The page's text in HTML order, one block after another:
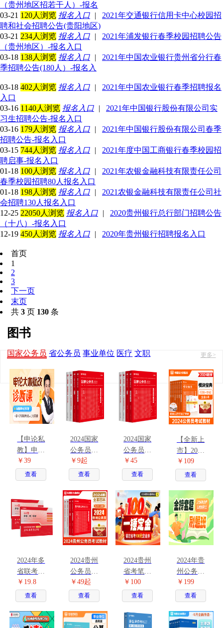
（贵州地区招若干人）-报名
03-21 120人浏览 报名入口 |
2021年交通银行信用卡中心校园招
聘和社会招聘公告(贵阳地区)
03-21 234人浏览 报名入口 |
2021年浦发银行春季校园招聘公告
（贵州地区）-报名入口
03-18 138人浏览 报名入口 |
2021年中国农业银行贵州省分行春
季招聘公告(180人）-报名入
03-18 402人浏览 报名入口 |
2021年中国农业银行春季招聘报名
入口
03-16 1140人浏览 报名入口 |
2021年中国银行股份有限公司实
习生招聘公告-报名入口
03-16 179人浏览 报名入口 |
2021年中国银行股份有限公司春季
招聘公告-报名入口
03-15 744人浏览 报名入口 |
2021年度中国工商银行春季校园招
聘启事-报名入口
01-18 100人浏览 报名入口 |
2021年农银金融科技有限责任公司
春季校园招聘80人报名入口
01-18 198人浏览 报名入口 |
2021农银金融科技有限责任公司社
会招聘130人报名入口
12-25 22050人浏览 报名入口 |
2020贵州银行总行部门招聘公告
（十八）-报名入口
12-19 450人浏览 报名入口 | 2020年贵州银行招聘报名入口
首页
1
2
3
下一页
末页
共 3 页 130 条
图书
国家公务员 省公务员 事业单位 医疗 文职 更多>
【申论私
教】申论
大咖批改
诊断课
￥39
查看
2024国家
公务员考
试图书合
￥9起
查看
2024国家
公务员考
试教材 2
￥45
查看
【全新上
市】2024
版公务员
录用考试
模块宝典
论 6本
￥109
查看
2024年多
省联考历
年珍题
（行测
+申论）
￥19.8
查看
2024贵州
公务员考
试图书
￥49起
查看
2024贵州
省考笔试
定金班
￥100
查看
2024年贵
州公务员
考试金榜
套题刷题
班
￥199
查看